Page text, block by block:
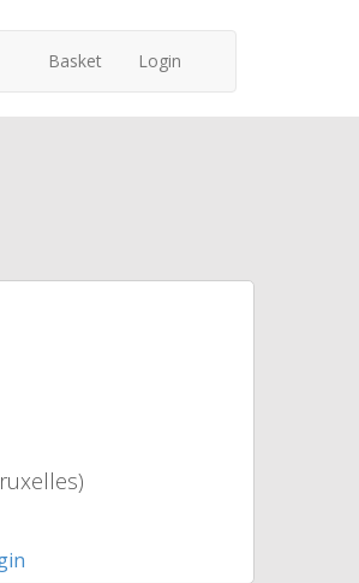
Basket Login